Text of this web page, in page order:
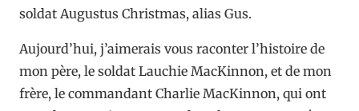
soldat Augustus Christmas, alias Gus.
Aujourd’hui, j’aimerais vous raconter l’histoire de
mon père, le soldat Lauchie MacKinnon, et de mon
frère, le commandant Charlie MacKinnon, qui ont